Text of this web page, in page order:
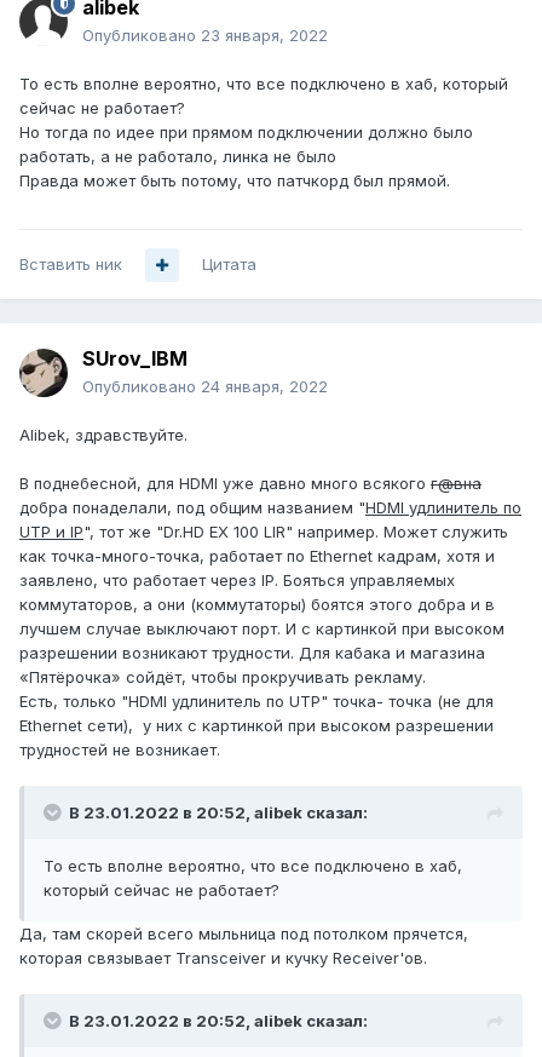
alibek
Опубликовано 23 января, 2022
То есть вполне вероятно, что все подключено в хаб, который
сейчас не работает?
Но тогда по идее при прямом подключении должно было
работать, а не работало, линка не было
Правда может быть потому, что патчкорд был прямой.
Вставить ник Цитата
SUrov_IBM
Опубликовано 24 января, 2022
Alibek, здравствуйте.
В поднебесной, для HDMI уже давно много всякого г@вна
добра понаделали, под общим названием "HDMI удлинитель по
UTP и IP", тот же "Dr.HD EX 100 LIR" например. Может служить
как точка-много-точка, работает по Ethernet кадрам, хотя и
заявлено, что работает через IP. Бояться управляемых
коммутаторов, а они (коммутаторы) боятся этого добра и в
лучшем случае выключают порт. И с картинкой при высоком
разрешении возникают трудности. Для кабака и магазина
«Пятёрочка» сойдёт, чтобы прокручивать рекламу.
Есть, только "HDMI удлинитель по UTP" точка- точка (не для
Ethernet сети), у них с картинкой при высоком разрешении
трудностей не возникает.
В 23.01.2022 в 20:52, alibek сказал:
То есть вполне вероятно, что все подключено в хаб,
который сейчас не работает?
Да, там скорей всего мыльница под потолком прячется,
которая связывает Transceiver и кучку Receiver'ов.
В 23.01.2022 в 20:52, alibek сказал: